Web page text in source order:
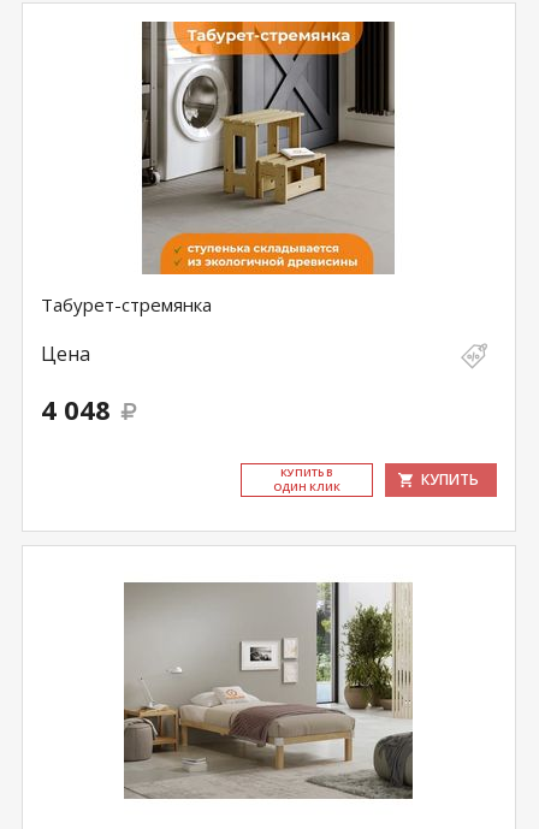
Табурет-стремянка
Цена
4 048
КУ­ПИТЬ В
ОДИН КЛИК
КУПИТЬ